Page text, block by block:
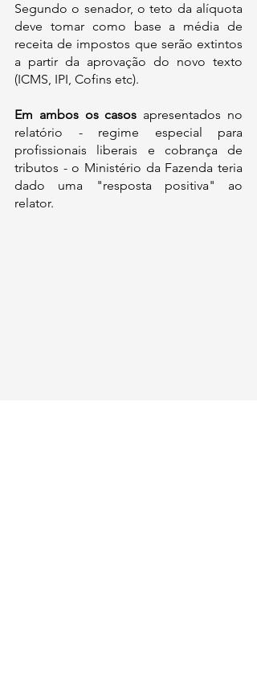
Segundo o senador, o teto da alíquota
deve tomar como base a média de
receita de impostos que serão extintos
a partir da aprovação do novo texto
(ICMS, IPI, Cofins etc).
Em ambos os casos apresentados no
relatório - regime especial para
profissionais liberais e cobrança de
tributos - o Ministério da Fazenda teria
dado uma "resposta positiva" ao
relator.